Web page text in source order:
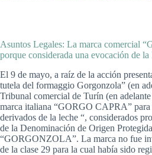
Asuntos Legales: La marca comercial
porque considerada una evocación de
El 9 de mayo, a raíz de la acción
tutela del formaggio Gorgonzola” (en
Tribunal comercial de Turín (en
marca italiana “GORGO CAPRA” para
derivados de la leche “, considerados
de la Denominación de Origen
“GORGONZOLA”. La marca no fue
de la clase 29 para la cual había sido